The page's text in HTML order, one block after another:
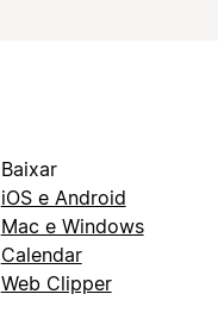
Baixar
iOS e Android
Mac e Windows
Calendar
Web Clipper